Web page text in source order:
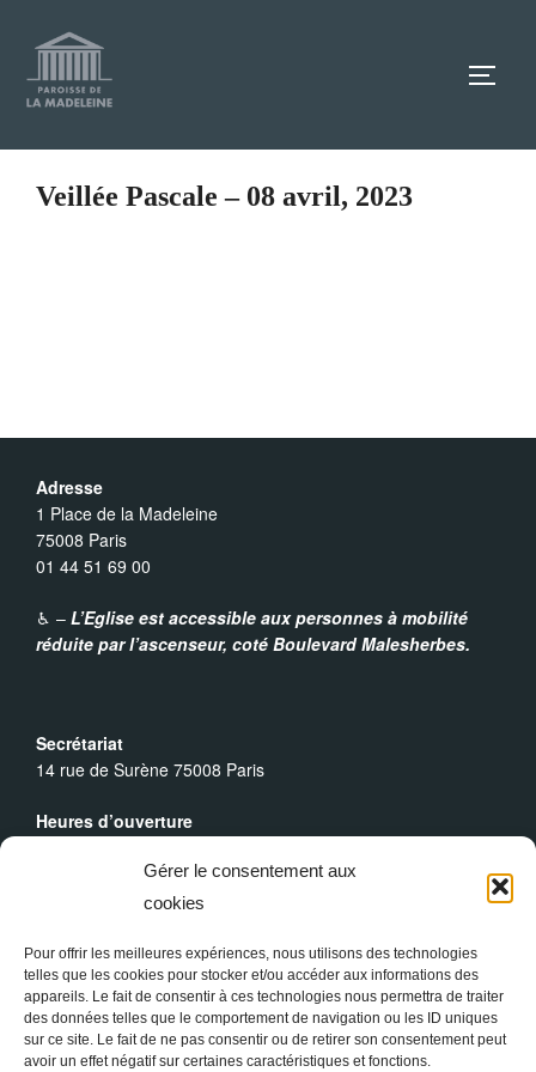
Gérer le consentement aux
cookies
Pour offrir les meilleures expériences, nous utilisons des technologies
telles que les cookies pour stocker et/ou accéder aux informations des
appareils. Le fait de consentir à ces technologies nous permettra de traiter
des données telles que le comportement de navigation ou les ID uniques
sur ce site. Le fait de ne pas consentir ou de retirer son consentement peut
avoir un effet négatif sur certaines caractéristiques et fonctions.
contenu
Veillée Pascale – 08 avril, 2023
Adresse
1 Place de la Madeleine
75008 Paris
01 44 51 69 00
♿︎ – L’Eglise est accessible aux personnes à mobilité
réduite par l’ascenseur, coté Boulevard Malesherbes.
Secrétariat
14 rue de Surène 75008 Paris
Heures d’ouverture
Messes Dominicales
Dimanche, messe à10h30et18h